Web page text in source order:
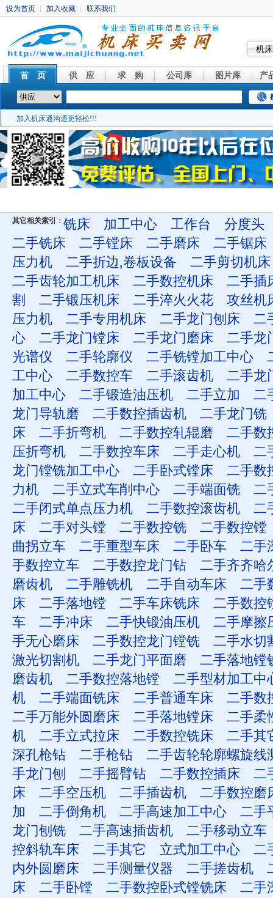
机
首 页 供 应 求 购 公司库 图片库 产
加入机床通沟通更轻松!!!
其它相关索引： 铣床 加工中心 工作台
分度头
二手铣床
二手镗床 二手磨床
二手锯床
压力机
二手折边,卷板设备
二手剪切机床
二手齿轮加工机床
二手数控机床
二手插
割
二手锻压机床 二手淬火火花
攻丝机
压力机
二手专用机床 二手龙门刨床
二
心
二手龙门镗床 二手龙门磨床
二手龙
光谱仪
二手轮廓仪 二手铣镗加工中心
工中心
二手数控车 二手滚齿机
二手龙
加工中心
二手锻造油压机 二手立加
二
龙门导轨磨
二手数控插齿机
二手龙门铣
床
二手折弯机 二手数控轧辊磨
二手数
压折弯机
二手数控车床 二手走心机
二
龙门镗铣加工中心
二手卧式镗床
二手数
力机
二手立式车削中心 二手端面铣
二
二手闭式单点压力机
二手数控滚齿机
二
床
二手对头镗 二手数控铣
二手数控镗
曲拐立车
二手重型车床 二手卧车
二手
手数控立车
二手数控龙门钻
二手齐齐哈
磨齿机
二手雕铣机 二手自动车床
二手
床
二手落地镗 二手车床铣床
二手数控
车
二手冲床 二手快锻油压机
二手摩擦
手无心磨床
二手数控龙门镗铣
二手水切
激光切割机
二手龙门平面磨
二手落地镗
磨齿机
二手数控落地镗
二手型材加工中
机
二手端面铣床 二手普通车床
二手数
二手万能外圆磨床
二手落地镗床
二手柔
机
二手立式拉床 二手数控铣床
二手其
深孔枪钻
二手枪钻
二手齿轮轮廓螺旋线
手龙门刨
二手摇臂钻 二手数控插床
二
床
二手空压机 二手插齿机
二手数控磨
加
二手倒角机 二手高速加工中心
二手
龙门刨铣
二手高速插齿机
二手移动立车
控斜轨车床
二手其它 立式加工中心
二
内外圆磨床
二手测量仪器 二手搓齿机
床
二手卧镗 二手数控卧式镗铣床
二手